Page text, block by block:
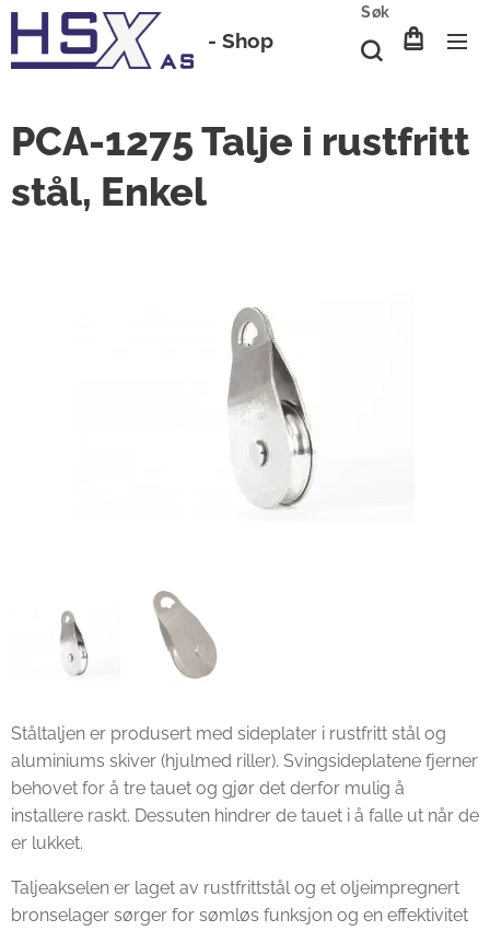
- Shop
Søk
PCA-1275 Talje i rustfritt
stål, Enkel
Ståltaljen er produsert med sideplater i rustfritt stål og
aluminiums skiver (hjulmed riller). Svingsideplatene fjerner
behovet for å tre tauet og gjør det derfor mulig å
installere raskt. Dessuten hindrer de tauet i å falle ut når de
er lukket.
Taljeakselen er laget av rustfrittstål og et oljeimpregnert
bronselager sørger for sømløs funksjon og en effektivitet